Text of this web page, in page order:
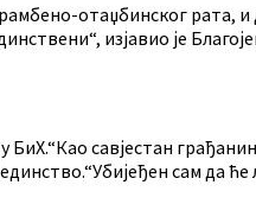
отаџбинског рата, и
изјавио је
савјестан
сам да ће